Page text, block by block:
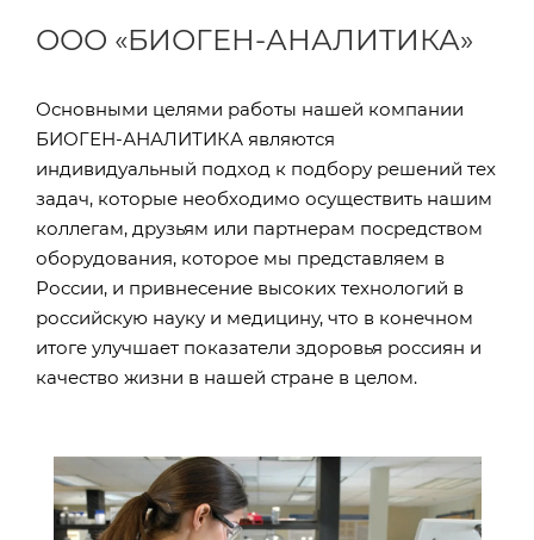
ООО «БИОГЕН-АНАЛИТИКА»
Основными целями работы нашей компании
БИОГЕН-АНАЛИТИКА являются
индивидуальный подход к подбору решений тех
задач, которые необходимо осуществить нашим
коллегам, друзьям или партнерам посредством
оборудования, которое мы представляем в
России, и привнесение высоких технологий в
российскую науку и медицину, что в конечном
итоге улучшает показатели здоровья россиян и
качество жизни в нашей стране в целом.